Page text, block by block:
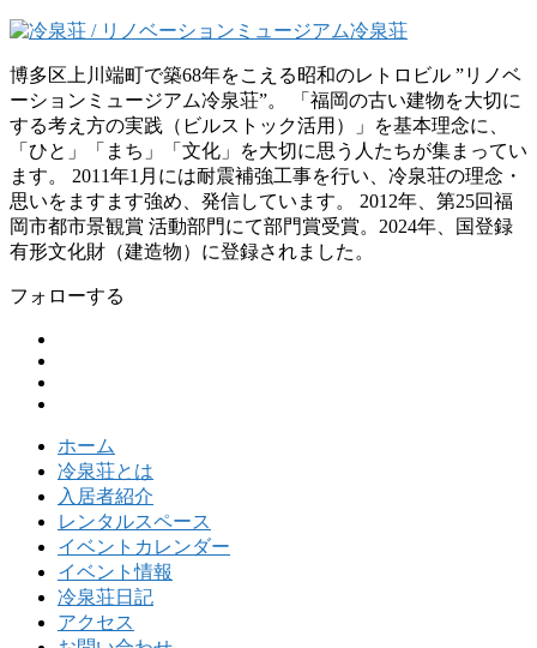
博多区上川端町で築68年をこえる昭和のレトロビル ”リノベ
ーションミュージアム冷泉荘”。 「福岡の古い建物を大切に
する考え方の実践（ビルストック活用）」を基本理念に、
「ひと」「まち」「文化」を大切に思う人たちが集まってい
ます。 2011年1月には耐震補強工事を行い、冷泉荘の理念・
思いをますます強め、発信しています。 2012年、第25回福
岡市都市景観賞 活動部門にて部門賞受賞。2024年、国登録
有形文化財（建造物）に登録されました。
フォローする
ホーム
冷泉荘とは
入居者紹介
レンタルスペース
イベントカレンダー
イベント情報
冷泉荘日記
アクセス